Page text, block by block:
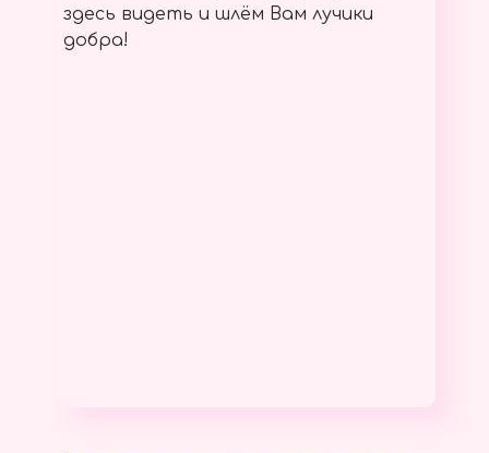
здесь видеть и шлём Вам лучики
добра!